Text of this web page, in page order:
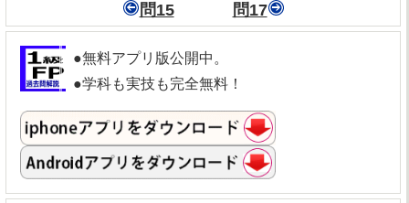
問15 問17
●無料アプリ版公開中。
●学科も実技も完全無料！